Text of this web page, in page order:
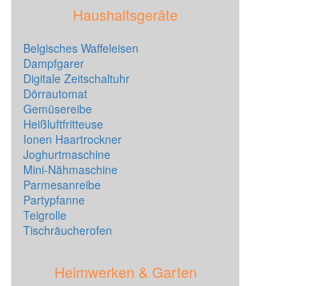
Haushaltsgeräte
Belgisches Waffeleisen
Dampfgarer
Digitale Zeitschaltuhr
Dörrautomat
Gemüsereibe
Heißluftfritteuse
Ionen Haartrockner
Joghurtmaschine
Mini-Nähmaschine
Parmesanreibe
Partypfanne
Teigrolle
Tischräucherofen
Heimwerken & Garten